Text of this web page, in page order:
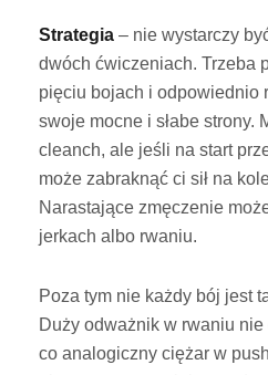
Strategia – nie wystarczy
dwóch ćwiczeniach. Trzeba
pięciu bojach i odpowiednio
swoje mocne i słabe strony.
cleanch, ale jeśli na start
może zabraknąć ci sił na
Narastające zmęczenie
jerkach albo rwaniu.
Poza tym nie każdy bój jest
Duży odważnik w rwaniu
co analogiczny ciężar w